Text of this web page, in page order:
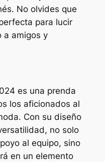
No olvides que
para lucir
a amigos y
es una prenda
los aficionados al
Con su diseño
no solo
al equipo, sino
en un elemento